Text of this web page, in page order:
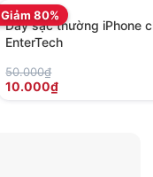
Giảm 80%
Dây sạc thường iPhone
EnterTech
50.000₫
10.000₫